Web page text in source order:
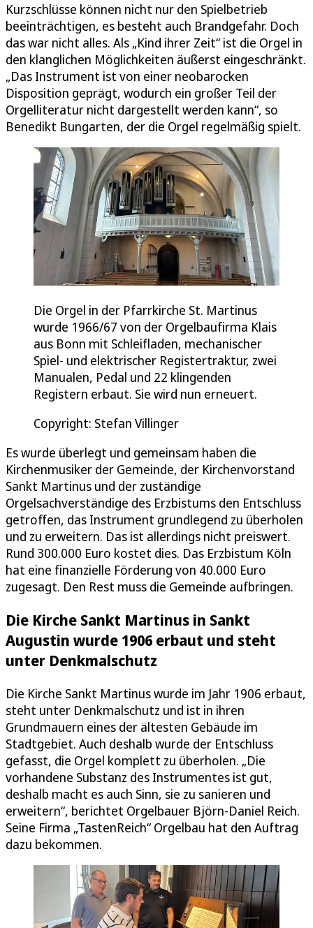
Kurzschlüsse können nicht nur den Spielbetrieb
beeinträchtigen, es besteht auch Brandgefahr. Doch
das war nicht alles. Als „Kind ihrer Zeit“ ist die Orgel in
den klanglichen Möglichkeiten äußerst eingeschränkt.
„Das Instrument ist von einer neobarocken
Disposition geprägt, wodurch ein großer Teil der
Orgelliteratur nicht dargestellt werden kann“, so
Benedikt Bungarten, der die Orgel regelmäßig spielt.
Die Orgel in der Pfarrkirche St. Martinus
wurde 1966/67 von der Orgelbaufirma Klais
aus Bonn mit Schleifladen, mechanischer
Spiel- und elektrischer Registertraktur, zwei
Manualen, Pedal und 22 klingenden
Registern erbaut. Sie wird nun erneuert.
Copyright: Stefan Villinger
Es wurde überlegt und gemeinsam haben die
Kirchenmusiker der Gemeinde, der Kirchenvorstand
Sankt Martinus und der zuständige
Orgelsachverständige des Erzbistums den Entschluss
getroffen, das Instrument grundlegend zu überholen
und zu erweitern. Das ist allerdings nicht preiswert.
Rund 300.000 Euro kostet dies. Das Erzbistum Köln
hat eine finanzielle Förderung von 40.000 Euro
zugesagt. Den Rest muss die Gemeinde aufbringen.
Die Kirche Sankt Martinus in Sankt
Augustin wurde 1906 erbaut und steht
unter Denkmalschutz
Die Kirche Sankt Martinus wurde im Jahr 1906 erbaut,
steht unter Denkmalschutz und ist in ihren
Grundmauern eines der ältesten Gebäude im
Stadtgebiet. Auch deshalb wurde der Entschluss
gefasst, die Orgel komplett zu überholen. „Die
vorhandene Substanz des Instrumentes ist gut,
deshalb macht es auch Sinn, sie zu sanieren und
erweitern“, berichtet Orgelbauer Björn-Daniel Reich.
Seine Firma „TastenReich“ Orgelbau hat den Auftrag
dazu bekommen.